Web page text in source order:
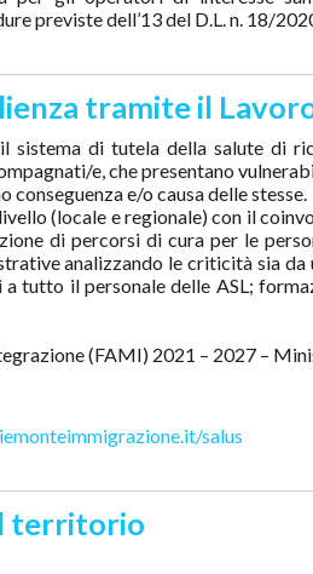
previste dell’13 del D.L. n. 18/
tramite il
sistema di tutela della salute di
e, che presentano
e/o causa delle stesse.
(locale e regionale) con il
di percorsi di cura per le
analizzando le criticità sia
tutto il personale delle ASL;
(FAMI) 2021 – 2027 –
salus
territorio